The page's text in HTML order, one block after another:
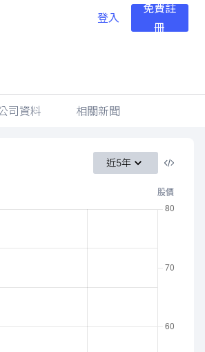
登入
免費註
冊
司資料 相關新聞
近5年